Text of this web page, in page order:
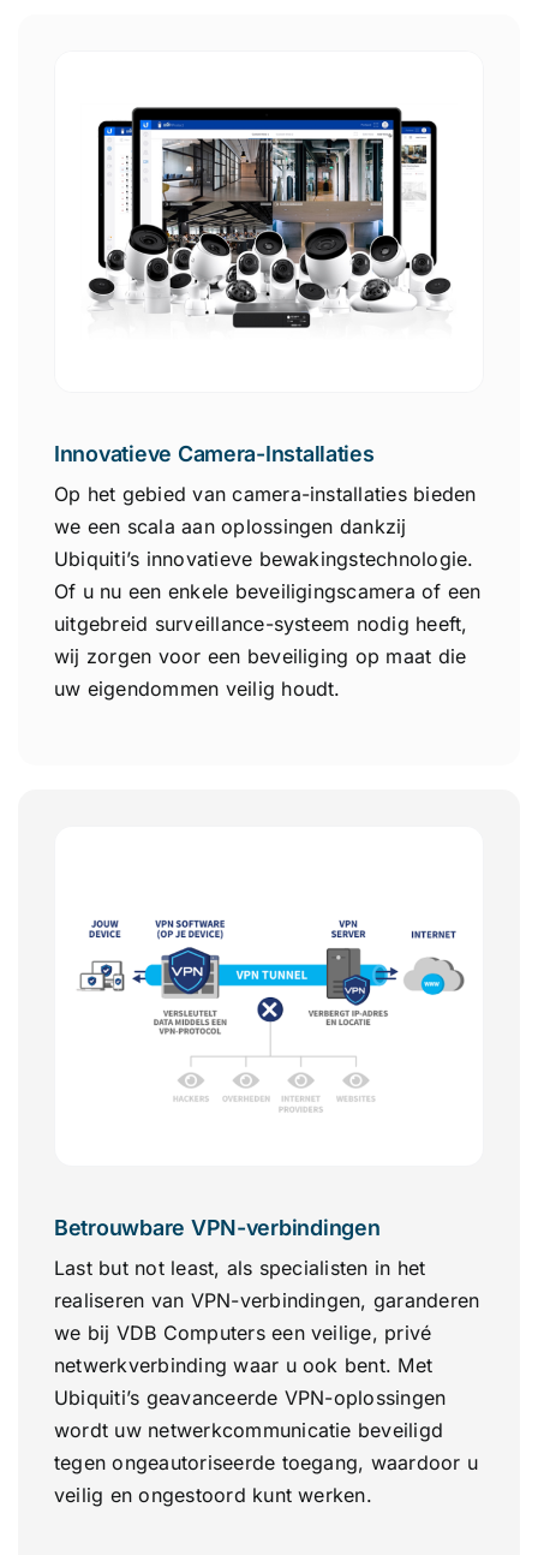
Innovatieve Camera-Installaties
Op het gebied van camera-installaties bieden
we een scala aan oplossingen dankzij
Ubiquiti’s innovatieve bewakingstechnologie.
Of u nu een enkele beveiligingscamera of een
uitgebreid surveillance-systeem nodig heeft,
wij zorgen voor een beveiliging op maat die
uw eigendommen veilig houdt.
Betrouwbare VPN-verbindingen
Last but not least, als specialisten in het
realiseren van VPN-verbindingen, garanderen
we bij VDB Computers een veilige, privé
netwerkverbinding waar u ook bent. Met
Ubiquiti’s geavanceerde VPN-oplossingen
wordt uw netwerkcommunicatie beveiligd
tegen ongeautoriseerde toegang, waardoor u
veilig en ongestoord kunt werken.